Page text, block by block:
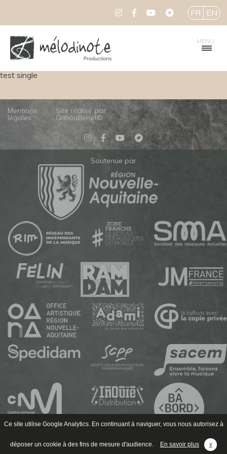
Ce site utilise Google Analytics. En continuant à naviguer, vous nous autorisez à
déposer un cookie à des fins de mesure d'audience. En savoir plus x
MENU
FR EN
test single
Mentions
légales
Site réalisé par
Gribouillenet©
Soutenue par